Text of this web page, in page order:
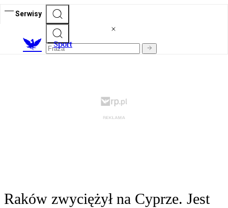
Serwisy
Sport
Raków zwyciężył na Cyprze. Jest